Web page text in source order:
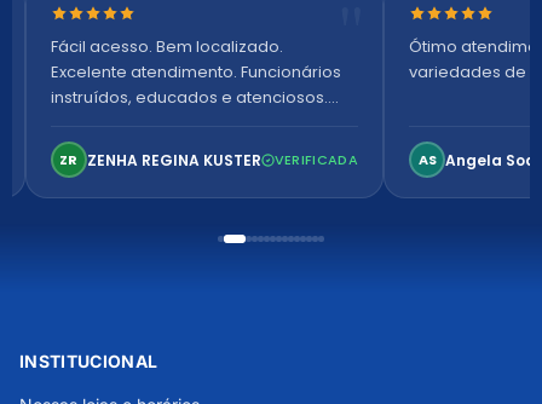
Nota 5 de 5 estrelas
Fácil acesso. Bem localizado.
Excelente atendimento. Funcionários
instruídos, educados e atenciosos.
confortável. Perfeito!
ZR ZENHA REGINA KUSTER VERIFICADA
Nota 5 de 5
Ótimo
variedades de
AS Angela
INSTITUCIONAL